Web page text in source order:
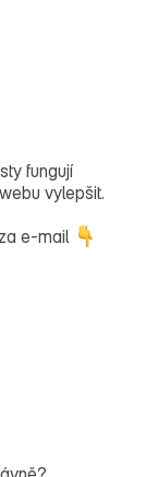
fungují
vylepšit.
za e‑mail